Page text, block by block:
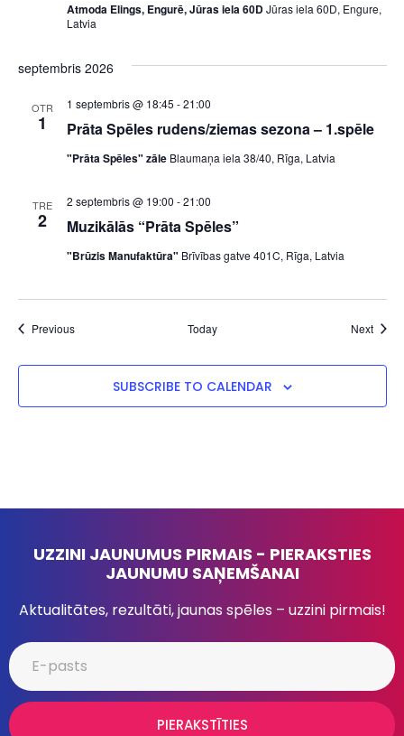
Atmoda Elings, Engurē, Jūras iela 60DJūras iela 60D, Engure,
Latvia
septembris 2026
OTR
1 Prāta Spēles rudens/ziemas sezona – 1.spēle
1 septembris @ 18:45 -21:00
"Prāta Spēles" zāle Blaumaņa iela 38/40, Rīga, Latvia
TRE
2 Muzikālās “Prāta Spēles”
2 septembris @ 19:00 -21:00
"Brūzis Manufaktūra" Brīvības gatve 401C, Rīga, Latvia
PreviousEvents Today Next
SUBSCRIBE TO CALENDAR
UZZINI JAUNUMUS PIRMAIS - PIERAKSTIES
JAUNUMU SAŅEMŠANAI
Aktualitātes, rezultāti, jaunas spēles – uzzini pirmais!
PIERAKSTĪTIES